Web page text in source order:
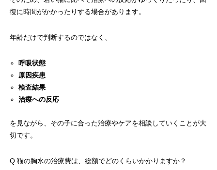
復に時間がかかったりする場合があります。
年齢だけで判断するのではなく、
呼吸状態
原因疾患
検査結果
治療への反応
を見ながら、その子に合った治療やケアを相談していくことが大
切です。
Q.猫の胸水の治療費は、総額でどのくらいかかりますか？